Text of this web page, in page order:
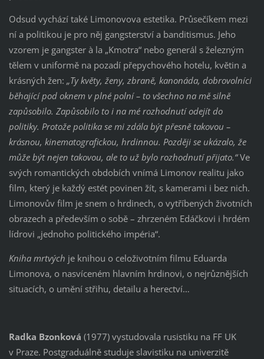
Odsud vychází také Limonovova estetika. Průsečíkem mezi
ní a politikou je pro něj gangsterství a banditismus. Jeho
vzorem je gangster à la „Kmotra“ nebo generál s železným
tělem v uniformě na pozadí přepychového hotelu, květin a
krásných žen: „Ty květy, ženy, zbraně, kanonáda, dobrovolníci
běhající pod oknem v plné polní – to všechno na mě silně
zapůsobilo. Zapůsobilo to i na mé rozhodnutí odejít do
politiky. Protože politika se mi zdála být přesně takovou –
krásnou, kinematografickou, hrdinnou. Později se ukázalo, že
může být nejen takovou, ale to už bylo rozhodnutí přijato.“Ve
svých romantických obdobích vnímá Limonov realitu jako
film, který je každý estét povinen žít, s kamerami i bez nich.
Limonovův film je snem o hrdinech, o vytříbených životních
obrazech a především o sobě – zhrzeném Edáčkovi i hrdém
lídrovi „jednoho politického impéria“.
Kniha mrtvých je knihou o celoživotním filmu Eduarda
Limonova, o nasvíceném hlavním hrdinovi, o nejrůznějších
situacích, o umění střihu, detailu a herectví…
Radka Bzonková (1977) vystudovala rusistiku na FF UK
v Praze. Postgraduálně studuje slavistiku na univerzitě